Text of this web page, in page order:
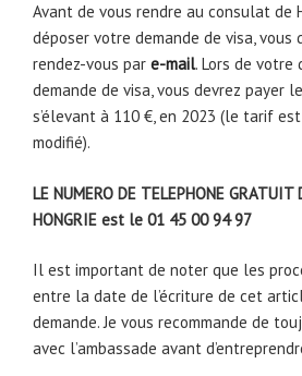
Avant de vous rendre au consulat de
déposer votre demande de visa, vous
rendez-vous par e-mail. Lors de votre
demande de visa, vous devrez payer
s’élevant à 110 €, en 2023 (le tarif
modifié).
LE NUMERO DE TELEPHONE GRATUIT
HONGRIE est le 01 45 00 94 97
Il est important de noter que les
entre la date de l’écriture de cet
demande. Je vous recommande de
avec l’ambassade avant